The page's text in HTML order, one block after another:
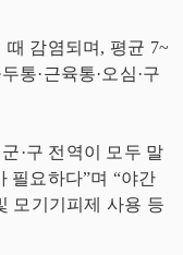
때 감염되며, 평균 7~
통·근육통·오심·구
·구 전역이 모두 말
필요하다”며 “야간
모기기피제 사용 등